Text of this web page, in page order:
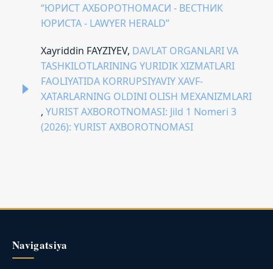
“ЮРИСТ АХБОРОТНОМАСИ - ВЕСТНИК
ЮРИСТА - LAWYER HERALD”
Xayriddin FAYZIYEV, DAVLAT ORGANLARI VA
TASHKILOTLARINING YURIDIK XIZMATLARI
FAOLIYATIDA KORRUPSIYAVIY XAVF-
XATARLARNING OLDINI OLISH MEXANIZMLARI
, YURIST AXBOROTNOMASI: Jild 1 Nomeri 3
(2026): YURIST AXBOROTNOMASI
Navigatsiya